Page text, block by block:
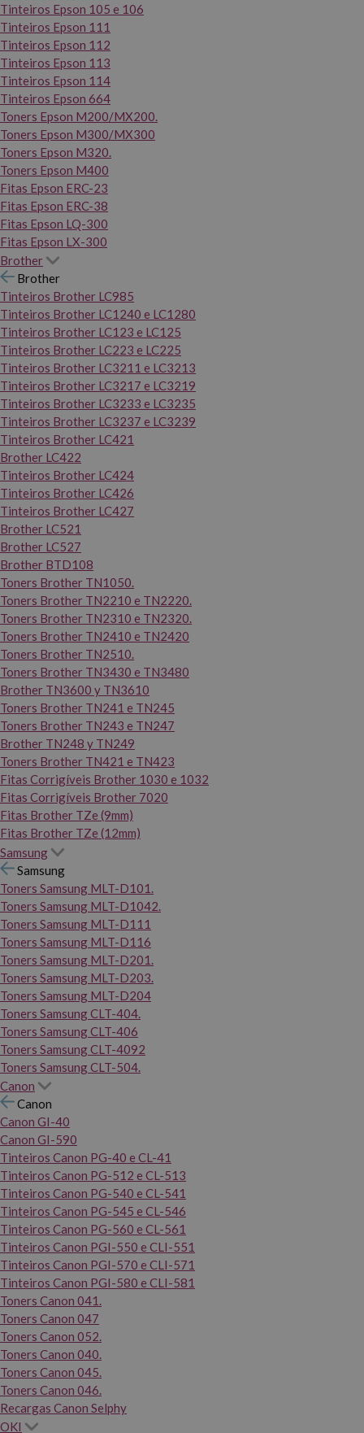
Tinteiros Epson 105 e 106
Tinteiros Epson 111
Tinteiros Epson 112
Tinteiros Epson 113
Tinteiros Epson 114
Tinteiros Epson 664
Toners Epson M200/MX200.
Toners Epson M300/MX300
Toners Epson M320.
Toners Epson M400
Fitas Epson ERC-23
Fitas Epson ERC-38
Fitas Epson LQ-300
Fitas Epson LX-300
Brother
Brother
Tinteiros Brother LC985
Tinteiros Brother LC1240 e LC1280
Tinteiros Brother LC123 e LC125
Tinteiros Brother LC223 e LC225
Tinteiros Brother LC3211 e LC3213
Tinteiros Brother LC3217 e LC3219
Tinteiros Brother LC3233 e LC3235
Tinteiros Brother LC3237 e LC3239
Tinteiros Brother LC421
Brother LC422
Tinteiros Brother LC424
Tinteiros Brother LC426
Tinteiros Brother LC427
Brother LC521
Brother LC527
Brother BTD108
Toners Brother TN1050.
Toners Brother TN2210 e TN2220.
Toners Brother TN2310 e TN2320.
Toners Brother TN2410 e TN2420
Toners Brother TN2510.
Toners Brother TN3430 e TN3480
Brother TN3600 y TN3610
Toners Brother TN241 e TN245
Toners Brother TN243 e TN247
Brother TN248 y TN249
Toners Brother TN421 e TN423
Fitas Corrigíveis Brother 1030 e 1032
Fitas Corrigíveis Brother 7020
Fitas Brother TZe (9mm)
Fitas Brother TZe (12mm)
Samsung
Samsung
Toners Samsung MLT-D101.
Toners Samsung MLT-D1042.
Toners Samsung MLT-D111
Toners Samsung MLT-D116
Toners Samsung MLT-D201.
Toners Samsung MLT-D203.
Toners Samsung MLT-D204
Toners Samsung CLT-404.
Toners Samsung CLT-406
Toners Samsung CLT-4092
Toners Samsung CLT-504.
Canon
Canon
Canon GI-40
Canon GI-590
Tinteiros Canon PG-40 e CL-41
Tinteiros Canon PG-512 e CL-513
Tinteiros Canon PG-540 e CL-541
Tinteiros Canon PG-545 e CL-546
Tinteiros Canon PG-560 e CL-561
Tinteiros Canon PGI-550 e CLI-551
Tinteiros Canon PGI-570 e CLI-571
Tinteiros Canon PGI-580 e CLI-581
Toners Canon 041.
Toners Canon 047
Toners Canon 052.
Toners Canon 040.
Toners Canon 045.
Toners Canon 046.
Recargas Canon Selphy
OKI